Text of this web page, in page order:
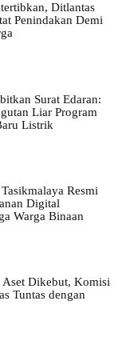
Ditlantas
Penindakan Demi
Surat Edaran:
Liar Program
Listrik
Resmi
Digital
Warga Binaan
Aset Dikebut, Komisi
Tuntas dengan